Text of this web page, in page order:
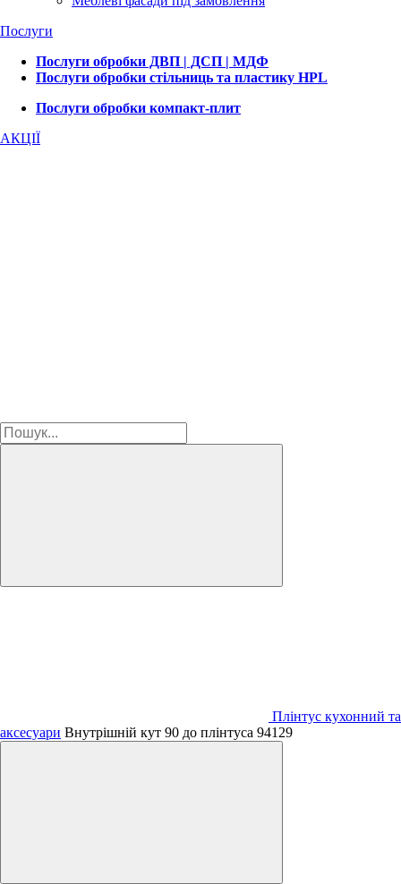
Послуги
Послуги обробки ДВП | ДСП | МДФ
Послуги обробки стільниць та пластику HPL
Послуги обробки компакт-плит
АКЦІЇ
Плінтус кухонний та
аксесуари Внутрішній кут 90 до плінтуса 94129